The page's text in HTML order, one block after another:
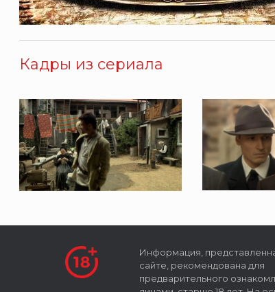
Кадры из сериала
Информация,
сайте, рекомендована для
предварительного